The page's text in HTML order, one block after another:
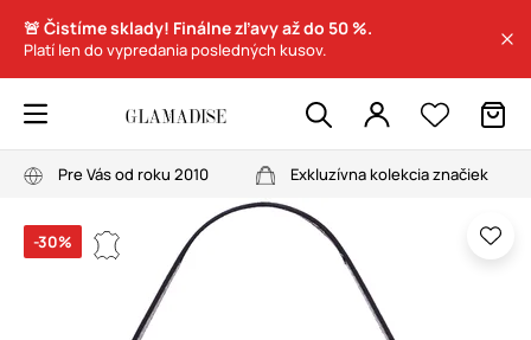
🚨 Čistíme sklady! Finálne zľavy až do 50 %.
Platí len do vypredania posledných kusov.
Pre Vás od roku 2010 Exkluzívna kolekcia značiek
-30%